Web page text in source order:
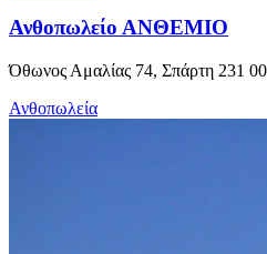
Ανθοπωλείο ΑΝΘΕΜΙΟ
Όθωνος Αμαλίας 74, Σπάρτη 231
Ανθοπωλεία